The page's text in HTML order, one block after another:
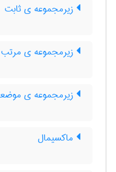
زیرمجموعه ی ثابت
زیرمجموعه ی
زیرمجموعه ی
ماکسیمال